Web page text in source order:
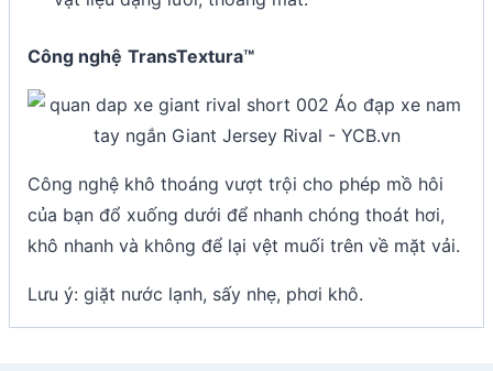
Công nghệ TransTextura™
Công nghệ khô thoáng vượt trội cho phép mồ hôi
của bạn đổ xuống dưới để nhanh chóng thoát hơi,
khô nhanh và không để lại vệt muối trên về mặt vải.
Lưu ý: giặt nước lạnh, sấy nhẹ, phơi khô.